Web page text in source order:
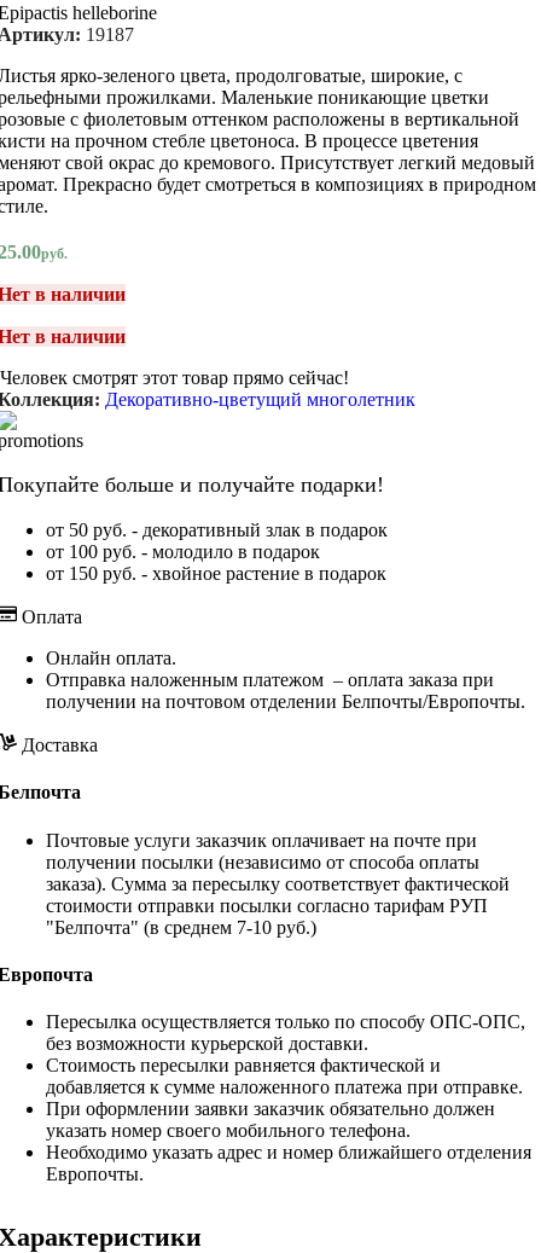
helleborine
19187
ярко-зеленого цвета, продолговатые, широкие, с
прожилками. Маленькие поникающие цветки
с фиолетовым оттенком расположены в вертикальной
на прочном стебле цветоноса. В процессе цветения
свой окрас до кремового. Присутствует легкий медовый
Прекрасно будет смотреться в композициях в природном
руб.
в наличии
в наличии
Человек смотрят этот товар прямо сейчас!
Декоративно-цветущий многолетник
больше и получайте подарки!
от 50 руб. - декоративный злак в подарок
от 100 руб. - молодило в подарок
от 150 руб. - хвойное растение в подарок
Оплата
Онлайн оплата.
Отправка наложенным платежом – оплата заказа при
получении на почтовом отделении Белпочты/Европочты.
Доставка
Почтовые услуги заказчик оплачивает на почте при
получении посылки (независимо от способа оплаты
заказа). Сумма за пересылку соответствует фактической
стоимости отправки посылки согласно тарифам РУП
"Белпочта" (в среднем 7-10 руб.)
Пересылка осуществляется только по способу ОПС-ОПС,
без возможности курьерской доставки.
Стоимость пересылки равняется фактической и
добавляется к сумме наложенного платежа при отправке.
При оформлении заявки заказчик обязательно должен
указать номер своего мобильного телефона.
Необходимо указать адрес и номер ближайшего отделения
Европочты.